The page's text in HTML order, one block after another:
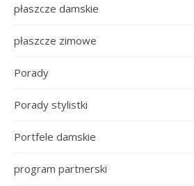
płaszcze damskie
płaszcze zimowe
Porady
Porady stylistki
Portfele damskie
program partnerski